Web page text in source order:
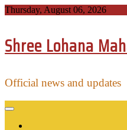
Skip
Thursday, August 06, 2026
Shree Lohana
Official news and updates